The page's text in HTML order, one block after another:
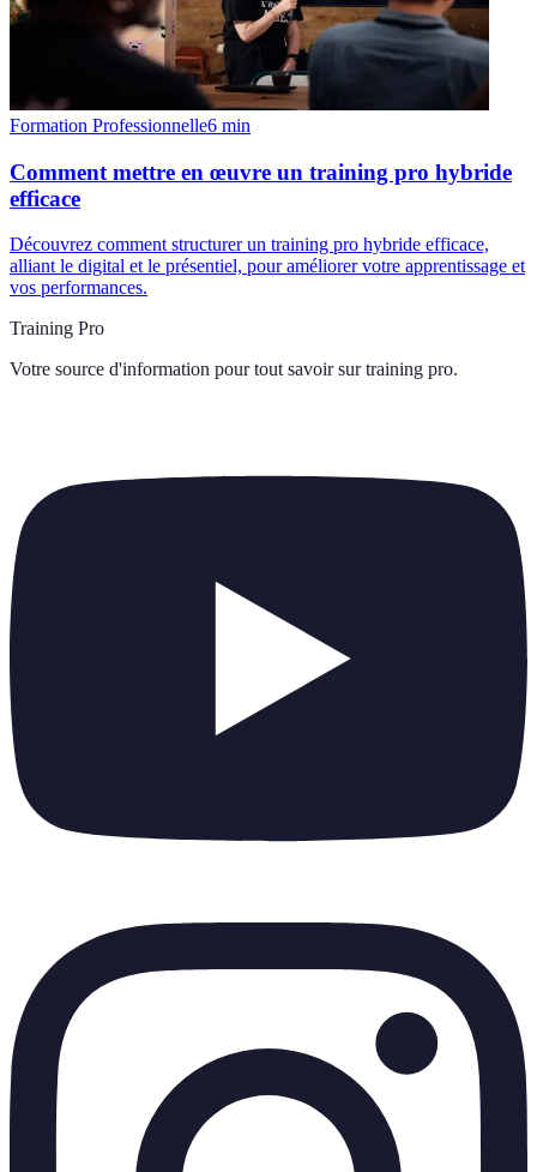
Formation Professionnelle6 min
Comment mettre en œuvre un training pro hybride
efficace
Découvrez comment structurer un training pro hybride efficace,
alliant le digital et le présentiel, pour améliorer votre apprentissage et
vos performances.
Training Pro
Votre source d'information pour tout savoir sur training pro.